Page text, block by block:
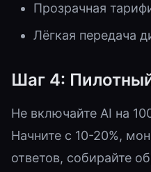
Прозрачная
Лёгкая передача
Шаг 4:
Не включайте AI на
Начните с 10-20%,
ответов, собирайте